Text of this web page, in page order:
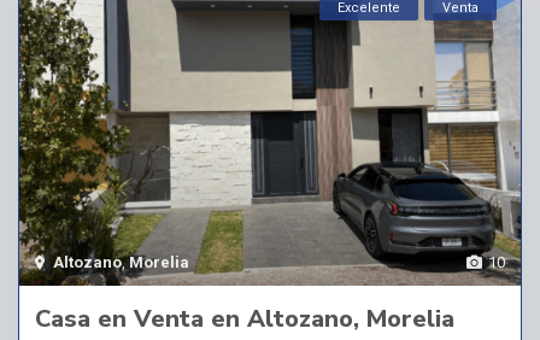
10
Altozano,Morelia
Excelente Venta
Casa en Venta en Altozano, Morelia